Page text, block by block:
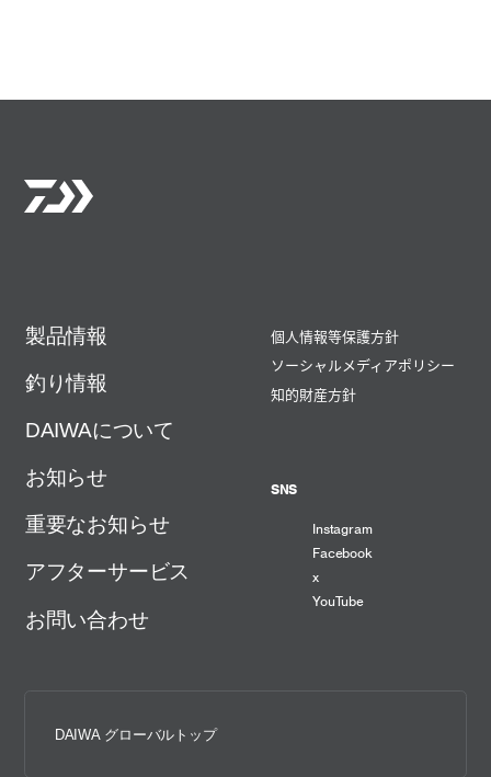
製品情報
釣り情報
DAIWAについて
お知らせ
重要なお知らせ
アフターサービス
お問い合わせ
個人情報等保護方針
ソーシャルメディアポリシー
知的財産方針
SNS
Instagram
Facebook
x
YouTube
DAIWA グローバルトップ